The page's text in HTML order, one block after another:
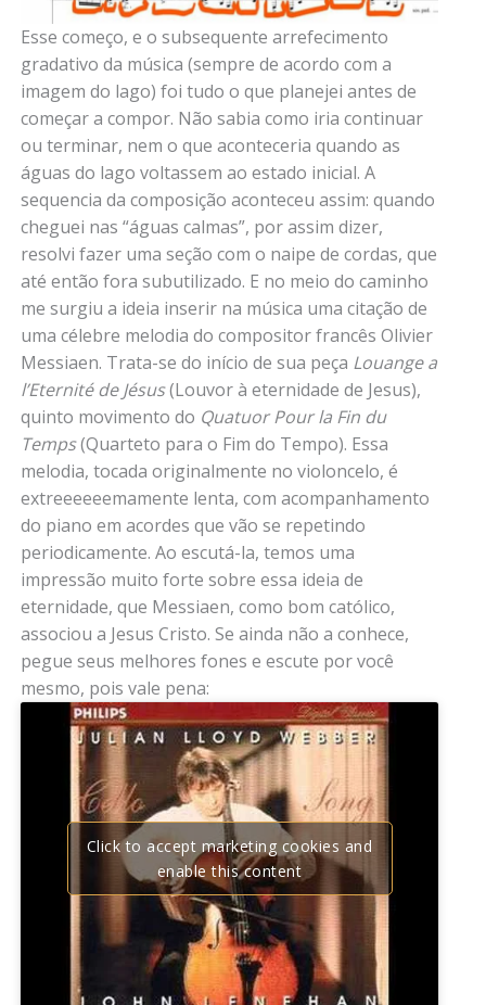
Esse começo, e o subsequente arrefecimento
gradativo da música (sempre de acordo com a
imagem do lago) foi tudo o que planejei antes de
começar a compor. Não sabia como iria continuar
ou terminar, nem o que aconteceria quando as
águas do lago voltassem ao estado inicial. A
sequencia da composição aconteceu assim: quando
cheguei nas “águas calmas”, por assim dizer,
resolvi fazer uma seção com o naipe de cordas, que
até então fora subutilizado. E no meio do caminho
me surgiu a ideia inserir na música uma citação de
uma célebre melodia do compositor francês Olivier
Messiaen. Trata-se do início de sua peça Louange a
l’Eternité de Jésus(Louvor à eternidade de Jesus),
quinto movimento do Quatuor Pour la Fin du
Temps(Quarteto para o Fim do Tempo). Essa
melodia, tocada originalmente no violoncelo, é
extreeeeeemamente lenta, com acompanhamento
do piano em acordes que vão se repetindo
periodicamente. Ao escutá-la, temos uma
impressão muito forte sobre essa ideia de
eternidade, que Messiaen, como bom católico,
associou a Jesus Cristo. Se ainda não a conhece,
pegue seus melhores fones e escute por você
mesmo, pois vale pena:
Click to accept marketing cookies and
enable this content